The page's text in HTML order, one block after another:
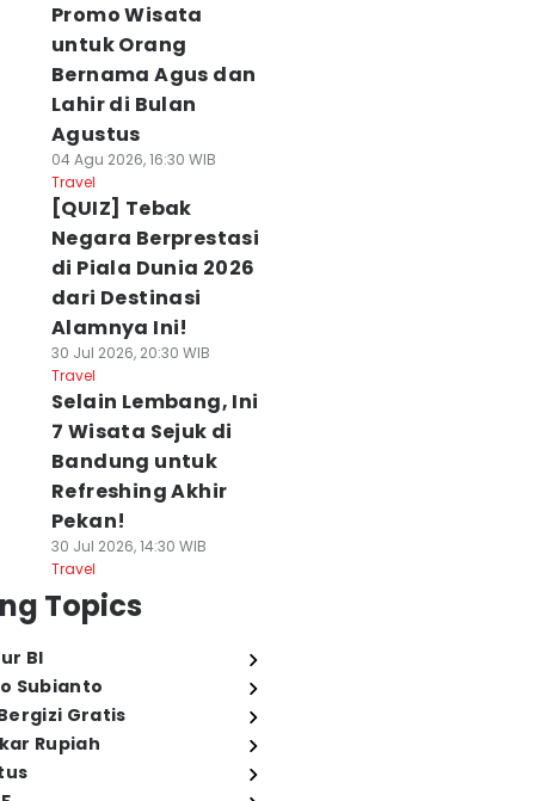
Promo Wisata
untuk Orang
Bernama Agus dan
Lahir di Bulan
Agustus
04 Agu 2026, 16:30 WIB
Travel
[QUIZ] Tebak
Negara Berprestasi
di Piala Dunia 2026
dari Destinasi
Alamnya Ini!
30 Jul 2026, 20:30 WIB
Travel
Selain Lembang, Ini
7 Wisata Sejuk di
Bandung untuk
Refreshing Akhir
Pekan!
30 Jul 2026, 14:30 WIB
Travel
Topics
BI
Subianto
Gratis
Rupiah